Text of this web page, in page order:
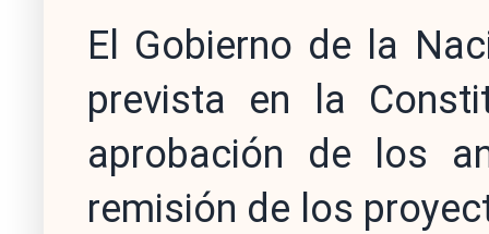
El Gobierno de la
prevista en la
aprobación de los
remisión de los